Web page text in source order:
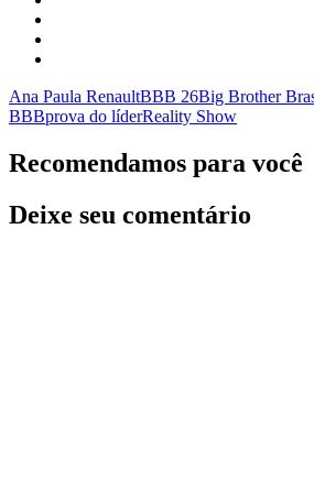
Ana Paula RenaultBBB 26Big Brother
BBBprova do líderReality Show
Recomendamos para você
Deixe seu comentário